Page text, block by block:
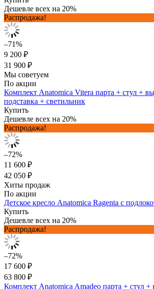
Дешевле всех на 20%
Распродажа!
–71%
9 200 ₽
31 900 ₽
Мы советуем
По акции
Комплект Anatomica Vitera парта + стул +
подставка + светильник
Купить
Дешевле всех на 20%
Распродажа!
–72%
11 600 ₽
42 050 ₽
Хиты продаж
По акции
Детское кресло Anatomica Ragenta с
Купить
Дешевле всех на 20%
Распродажа!
–72%
17 600 ₽
63 800 ₽
Комплект Anatomica Amadeo парта + стул +